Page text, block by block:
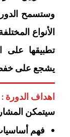
وستسمح
الأنواع
تطبيقها على
يشجع على خفض
اهداف الدورة :
سيتمكن
فهم